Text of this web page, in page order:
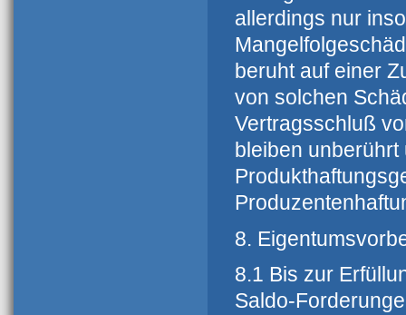
allerdings nur
beruht auf einer
von solchen
Vertragsschluß
bleiben
8.
8.1 Bis zur
Saldo-